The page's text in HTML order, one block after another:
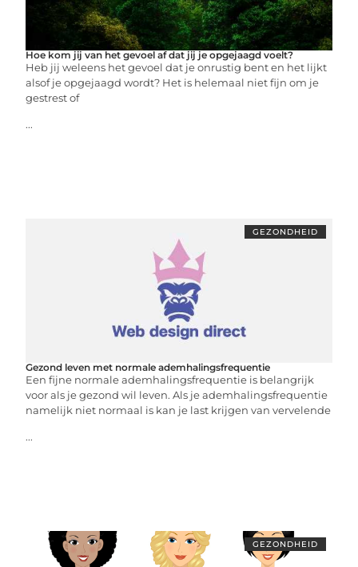
Hoe kom jij van het gevoel af dat jij je opgejaagd voelt?
Heb jij weleens het gevoel dat je onrustig bent en het lijkt
alsof je opgejaagd wordt? Het is helemaal niet fijn om je
gestrest of
...
GEZONDHEID
Gezond leven met normale ademhalingsfrequentie
Een fijne normale ademhalingsfrequentie is belangrijk
voor als je gezond wil leven. Als je ademhalingsfrequentie
namelijk niet normaal is kan je last krijgen van vervelende
...
GEZONDHEID